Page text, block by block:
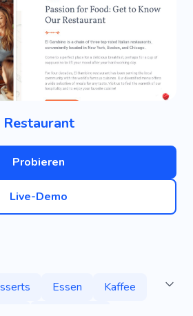
Restaurant
Probieren
Live-Demo
Essen
Kaffee